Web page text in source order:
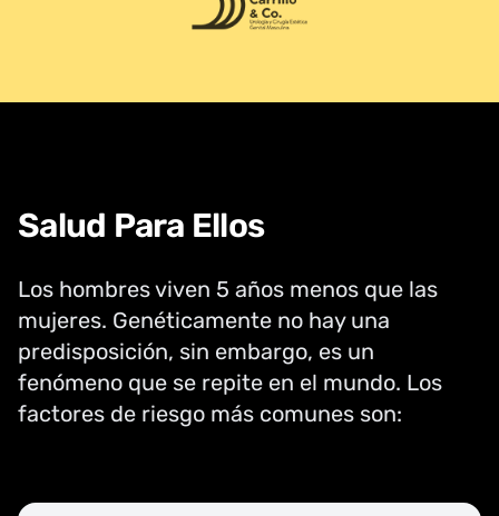
Salud Para Ellos
Los hombres viven 5 años menos que las
mujeres. Genéticamente no hay una
predisposición, sin embargo, es un
fenómeno que se repite en el mundo. Los
factores de riesgo más comunes son: